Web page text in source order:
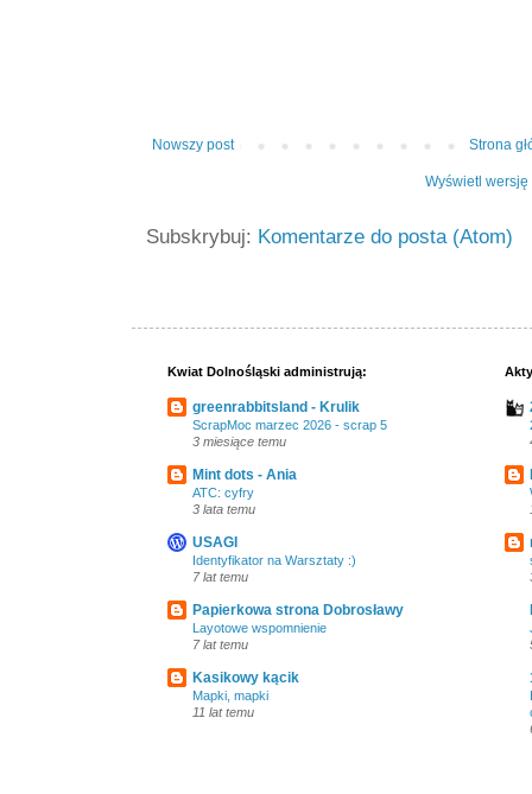
Nowszy post Strona
Wyświetl
Subskrybuj: Komentarze do posta (Atom)
Kwiat Dolnośląski administrują:
greenrabbitsland - Krulik
ScrapMoc marzec 2026 - scrap 5
3 miesiące temu
Mint dots - Ania
ATC: cyfry
3 lata temu
USAGI
Identyfikator na Warsztaty :)
7 lat temu
Papierkowa strona Dobrosławy
Layotowe wspomnienie
7 lat temu
Kasikowy kącik
Mapki, mapki
11 lat temu